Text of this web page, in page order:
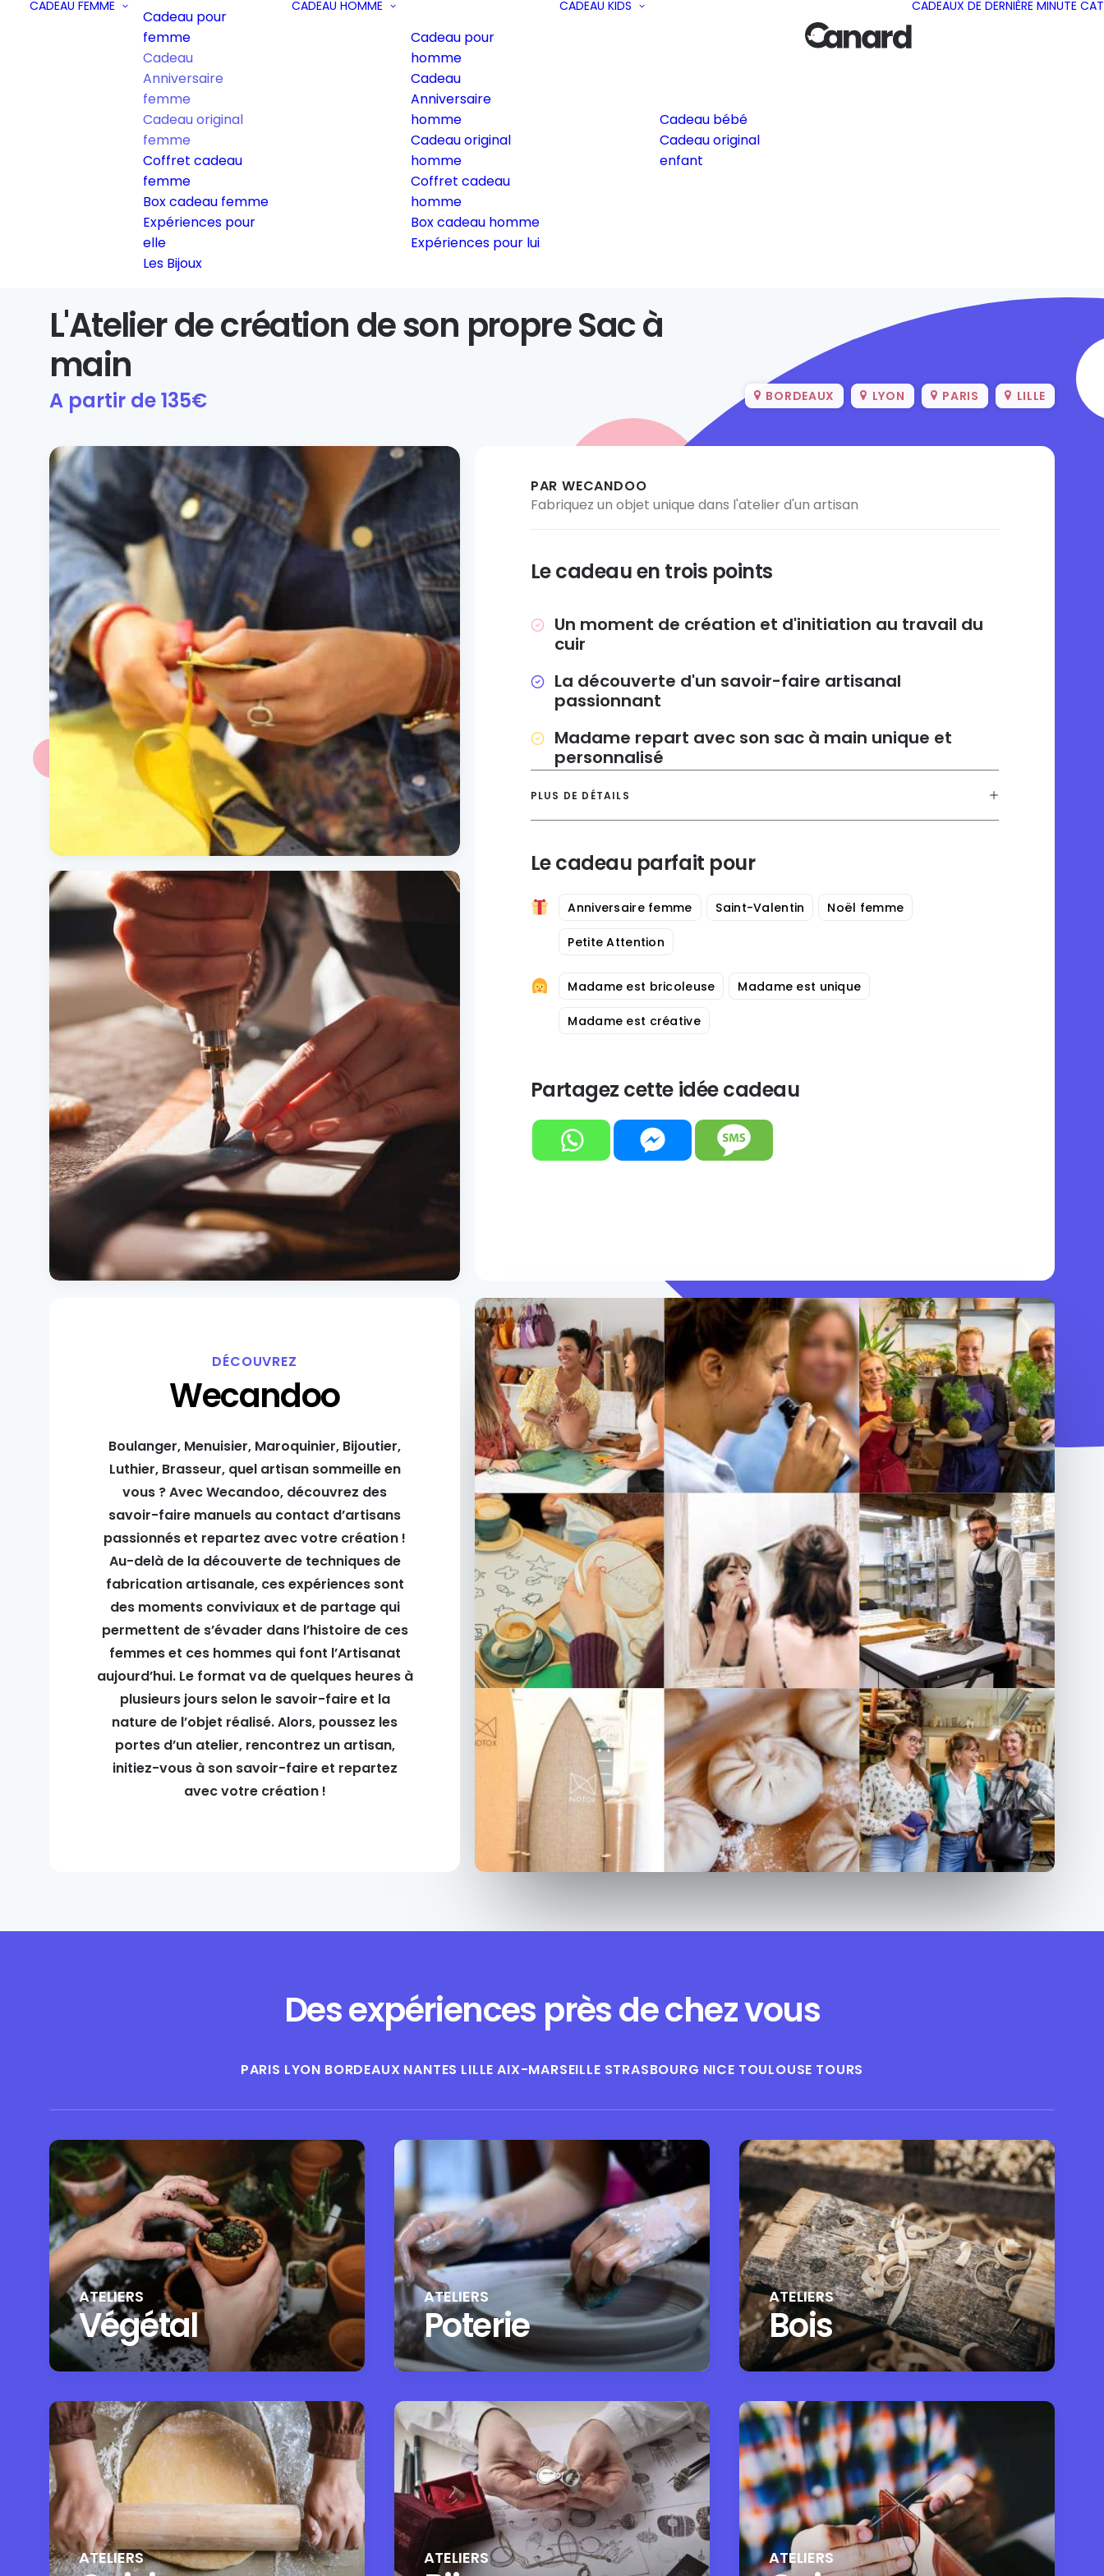
CADEAU FEMME
Cadeau pour
femme
Cadeau
Anniversaire
femme
Cadeau original
femme
Coffret cadeau
femme
Box cadeau femme
Expériences pour
elle
Les Bijoux
CADEAU HOMME
Cadeau pour
homme
Cadeau
Anniversaire
homme
Cadeau original
homme
Coffret cadeau
homme
Box cadeau homme
Expériences pour lui
CADEAU KIDS
Cadeau bébé
Cadeau original
enfant
CADEAUX DE DERNIÈRE MINUTE
L'Atelier de création de son propre Sac à
main
A partir de135€ BORDEAUX LYON PARIS LILLE
PAR WECANDOO
Fabriquez un objet unique dans l'atelier d'un artisan
Le cadeau en trois points
Un moment de création et d'initiation au travail du
cuir
La découverte d'un savoir-faire artisanal
passionnant
Madame repart avec son sac à main unique et
personnalisé
PLUS DE DÉTAILS
Le cadeau parfait pour
Anniversaire femme Saint-Valentin Noël femme
Petite Attention
Madame est bricoleuse Madame est unique
Madame est créative
Partagez cette idée cadeau
DÉCOUVREZ
Wecandoo
Boulanger, Menuisier, Maroquinier, Bijoutier,
Luthier, Brasseur, quel artisan sommeille en
vous ? Avec Wecandoo, découvrez des
savoir-faire manuels au contact d’artisans
passionnés et repartez avec votre création !
Au-delà de la découverte de techniques de
fabrication artisanale, ces expériences sont
des moments conviviaux et de partage qui
permettent de s’évader dans l’histoire de ces
femmes et ces hommes qui font l’Artisanat
aujourd’hui. Le format va de quelques heures à
plusieurs jours selon le savoir-faire et la
nature de l’objet réalisé. Alors, poussez les
portes d’un atelier, rencontrez un artisan,
initiez-vous à son savoir-faire et repartez
avec votre création !
Des expériences près de chez vous
PARIS LYON BORDEAUX NANTES LILLE AIX-MARSEILLE STRASBOURG NICE TOULOUSE TOURS
ATELIERS
Végétal
ATELIERS
Poterie
ATELIERS
Bois
ATELIERS ATELIERS ATELIERS